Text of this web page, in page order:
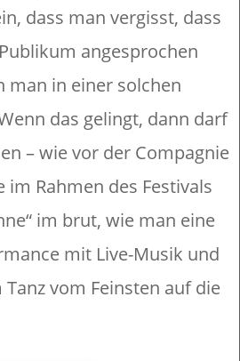
dass man vergisst, dass
angesprochen
man in einer solchen
das gelingt, dann darf
– wie vor der Compagnie
im Rahmen des Festivals
im brut, wie man eine
mit Live-Musik und
vom Feinsten auf die